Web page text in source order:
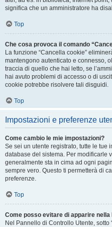
significa che un amministratore ha
Top
Che cosa provoca il comando
La funzione “Cancella cookie”
mantengono autenticato e connesso,
traccia di quello che hai letto, se
hai avuto problemi di accesso o di
cookie potrebbe risolvere tali disguidi.
Top
Impostazioni e preferenze
Come cambio le mie impostazioni?
Se sei un utente registrato, tutte le tue
database del sistema. Per modificarle
generalmente sta in cima ad ogni
sempre vero. Questo ti permetterà di
preferenze.
Top
Come posso evitare di apparire
Nel Pannello di Controllo Utente, sotto